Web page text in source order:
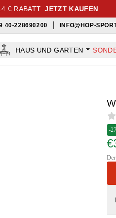
€ RABATT JETZT KAUFEN
40-228690200 INFO@HOP-
HAUS UND GARTEN
-